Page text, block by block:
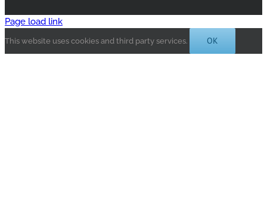
Page load link
This website uses cookies and third party services. OK